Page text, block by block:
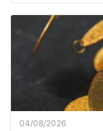
04/08/2026